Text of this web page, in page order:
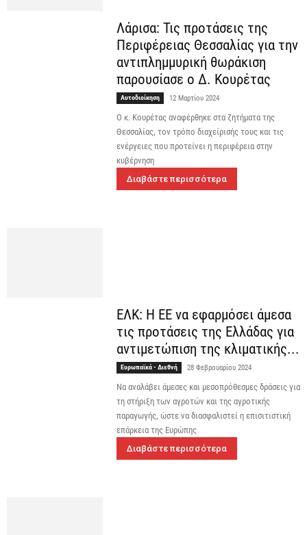
Λάρισα: Τις προτάσεις της
Περιφέρειας Θεσσαλίας για την
αντιπλημμυρική θωράκιση
παρουσίασε ο Δ. Κουρέτας
Αυτοδιοίκηση 12 Μαρτίου 2024
Ο κ. Κουρέτας αναφέρθηκε στα ζητήματα της
Θεσσαλίας, τον τρόπο διαχείρισής τους και τις
ενέργειες που προτείνει η περιφέρεια στην
κυβέρνηση
Διαβάστε περισσότερα
ΕΛΚ: Η ΕΕ να εφαρμόσει άμεσα
τις προτάσεις της Ελλάδας για
αντιμετώπιση της κλιματικής...
Ευρωπαϊκά - Διεθνή 28 Φεβρουαρίου 2024
Να αναλάβει άμεσες και μεσοπρόθεσμες δράσεις για
τη στήριξη των αγροτών και της αγροτικής
παραγωγής, ώστε να διασφαλιστεί η επισιτιστική
επάρκεια της Ευρώπης
Διαβάστε περισσότερα